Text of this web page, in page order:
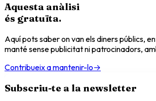
Aquesta anàlisi
és gratuïta.
Aquí pots saber on van els diners públics,
manté sense publicitat ni patrocinadors,
Contribueix a mantenir-lo→
Subscriu-te a la newsletter